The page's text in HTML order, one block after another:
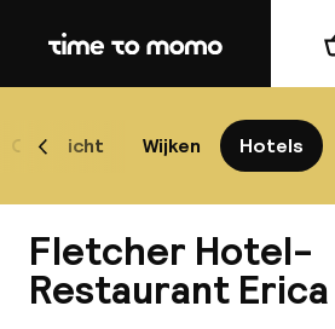
Home
Overzicht Wijken Hotels
Scroll naar links
Fletcher Hotel-
Restaurant Erica